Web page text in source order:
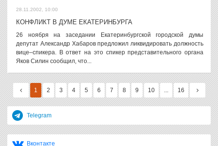
28.11.2002, 10:00
КОНФЛИКТ В ДУМЕ ЕКАТЕРИНБУРГА
26 ноября на заседании Екатеринбургской городской думы
депутат Александр Хабаров предложил ликвидировать должность
вице–спикера. В ответ на это спикер представительного органа
Яков Силин сообщил, что...
1 2 3 4 5 6 7 8 9 10 ... 16
Telegram
Вконтакте